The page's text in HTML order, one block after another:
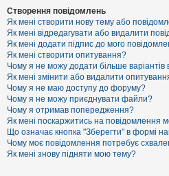
е
й
А
к
т
и
в
н
і
т
е
м
и
Створення повідомлень
Як мені створити нову тему або
Як мені відредагувати або видалити
Як мені додати підпис до мого
Як мені створити опитування?
Чому я не можу додати більше варіантів
Як мені змінити або видалити
Чому я не маю доступу до форуму?
Чому я не можу приєднувати файли?
Чому я отримав попередження?
Як мені поскаржитись на повідомлення
Що означає кнопка "Зберегти" в формі
Чому моє повідомлення потребує
Як мені знову підняти мою тему?